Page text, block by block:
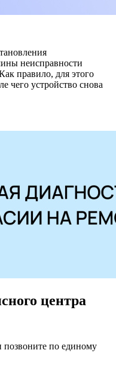
неисправности
правило, для этого
чего устройство снова
центра
позвоните по единому